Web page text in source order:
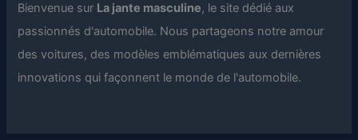
Bienvenue sur La jante masculine, le site dédié aux
passionnés d'automobile. Nous partageons notre amour
des voitures, des modèles emblématiques aux dernières
innovations qui façonnent le monde de l'automobile.